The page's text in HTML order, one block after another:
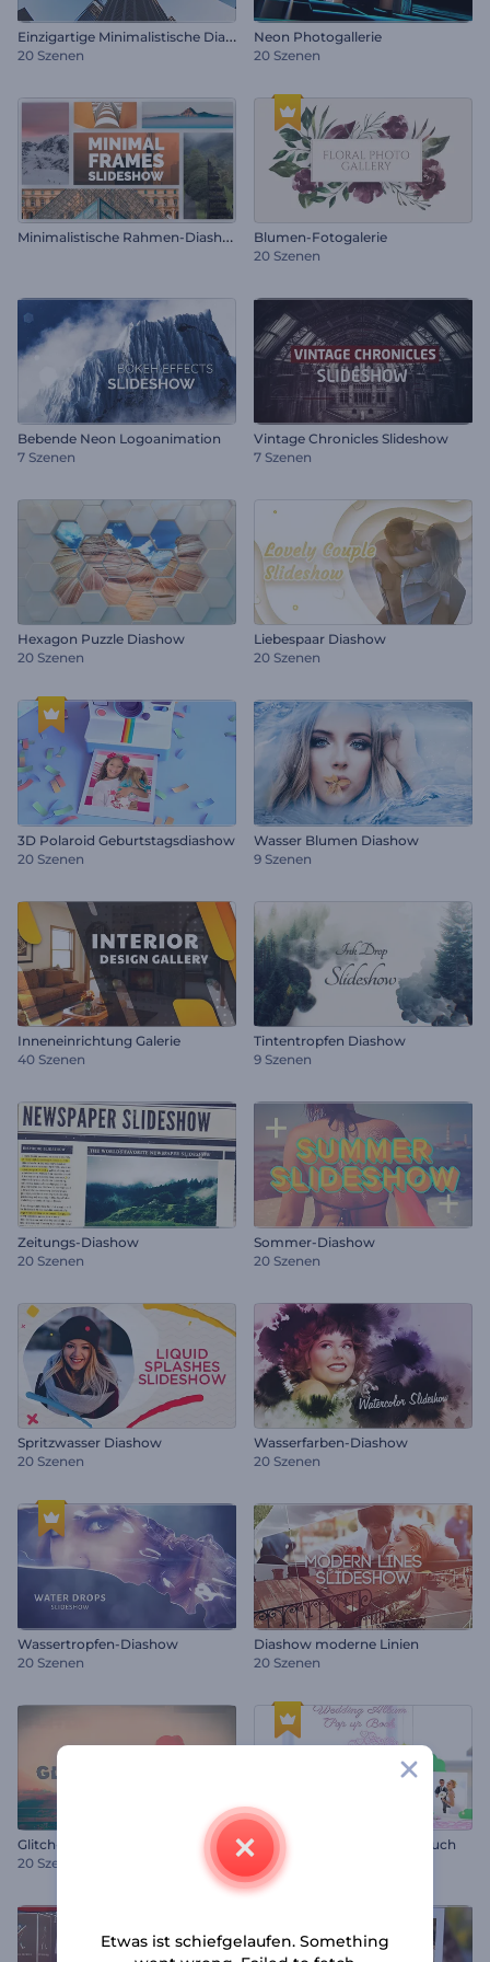
E
inzigartige Minimalistische Diashow
20 Szenen
Neon Photogallerie
20 Szenen
M
inimalistische Rahmen-Diashow
Blumen-Fotogalerie
20 Szenen
Bebende Neon Logoanimation
7 Szenen
Vintage Chronicles Slideshow
7 Szenen
Hexagon Puzzle Diashow
20 Szenen
Liebespaar Diashow
20 Szenen
3D Polaroid Geburtstagsdiashow
20 Szenen
Wasser Blumen Diashow
9 Szenen
Inneneinrichtung Galerie
40 Szenen
Tintentropfen Diashow
9 Szenen
Zeitungs-Diashow
20 Szenen
Sommer-Diashow
20 Szenen
Spritzwasser Diashow
20 Szenen
Wasserfarben-Diashow
20 Szenen
Wassertropfen-Diashow
20 Szenen
Diashow moderne Linien
20 Szenen
Glitch-Diashow
20 Szenen
Hochzeitsalbum Pop-Up Buch
10 Szenen
Etwas ist schiefgelaufen. Something